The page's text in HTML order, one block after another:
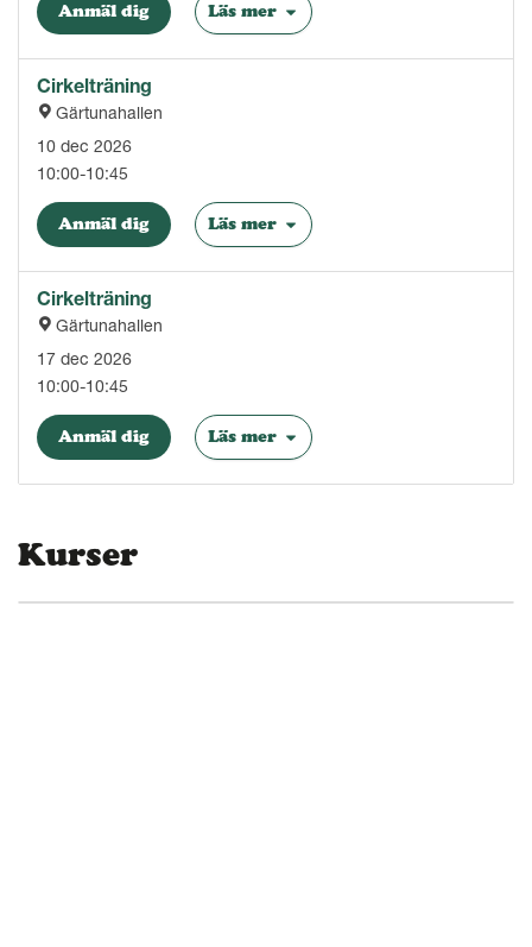
Anmäl dig Läs mer
Cirkelträning
Gärtunahallen
10 dec 2026
10:00-10:45
Anmäl dig Läs mer
Cirkelträning
Gärtunahallen
17 dec 2026
10:00-10:45
Anmäl dig Läs mer
Kurser